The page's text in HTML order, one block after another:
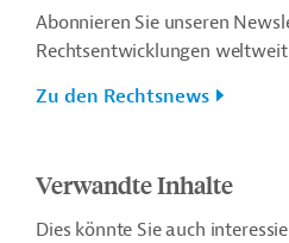
Abonnieren Sie unseren
Rechtsentwicklungen
Zu den Rechtsnews
Verwandte Inhalte
Dies könnte Sie auch